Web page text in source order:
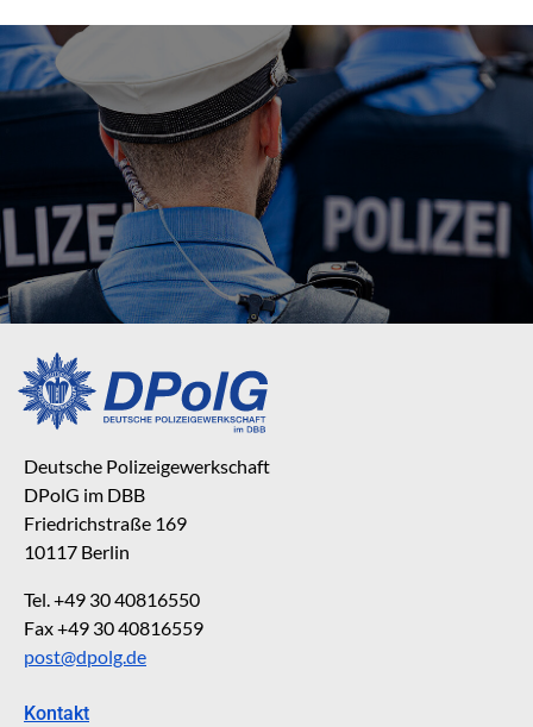
Deutsche Polizeigewerkschaft
DPolG im DBB
Friedrichstraße 169
10117 Berlin
Tel. +49 30 40816550
Fax +49 30 40816559
post@dpolg.de
Kontakt